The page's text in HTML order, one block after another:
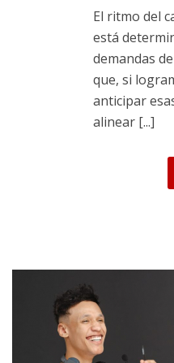
El ritmo del
está
demandas
que, si
anticipar
alinear [...]